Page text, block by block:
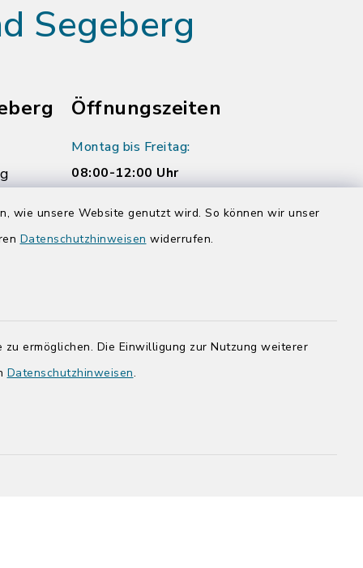
wie unsere Website genutzt wird. So können wir unser
Datenschutzhinweisen widerrufen.
ermöglichen. Die Einwilligung zur Nutzung weiterer
Datenschutzhinweisen.
Segeberg
Öffnungszeiten
Montag bis Freitag:
08:00-12:00 Uhr
Donnerstag zusätzlich:
14:00-17:00 Uhr
Bad